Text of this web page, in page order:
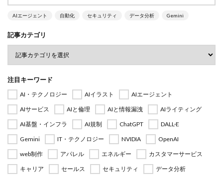
AIエージェント 自動化 セキュリティ データ分析 Gemini
記事カテゴリ
注目キーワード
AI・テクノロジー AIイラスト
AIエージェント
AIサービス
AIと倫理 AIと情報漏洩
AIライティング
AI基盤・インフラ
AI規制 ChatGPT
DALL·E
Gemini
IT・テクノロジー NVIDIA
OpenAI
web制作
アパレル エネルギー
カスタマーサービス
キャリア
セールス セキュリティ データ分析